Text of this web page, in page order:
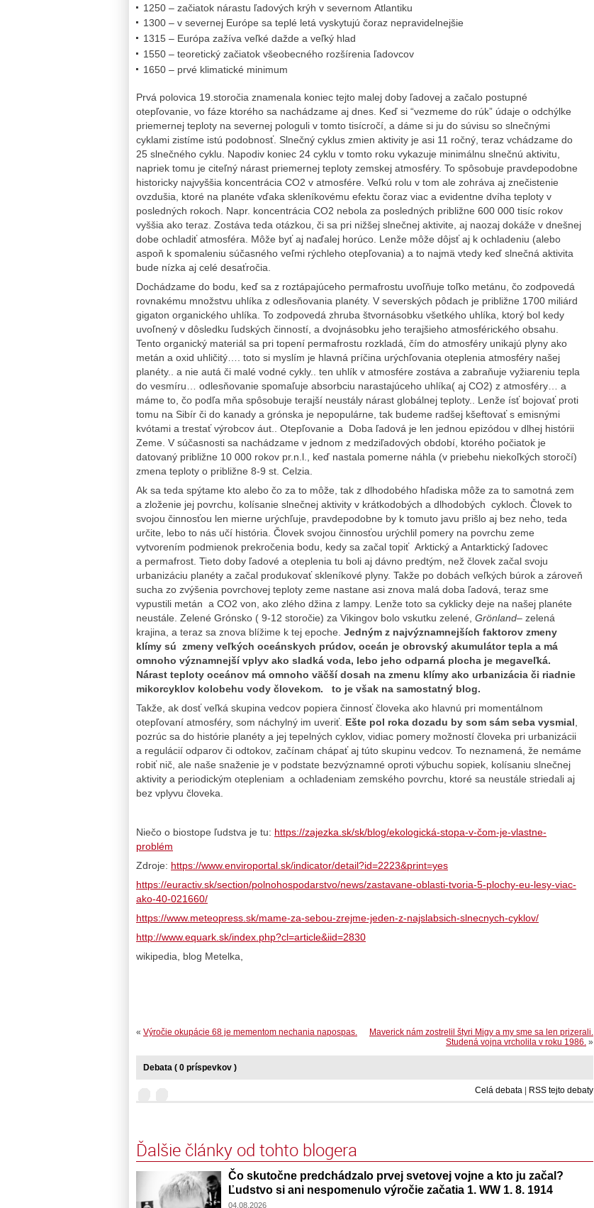
1250 – začiatok nárastu ľadových krýh v severnom Atlantiku
1300 – v severnej Európe sa teplé letá vyskytujú čoraz nepravidelnejšie
1315 – Európa zažíva veľké dažde a veľký hlad
1550 – teoretický začiatok všeobecného rozšírenia ľadovcov
1650 – prvé klimatické minimum
Prvá polovica 19.storočia znamenala koniec tejto malej doby ľadovej a začalo postupné
otepľovanie, vo fáze ktorého sa nachádzame aj dnes. Keď si “vezmeme do rúk” údaje o odchýlke
priemernej teploty na severnej pologuli v tomto tisícročí, a dáme si ju do súvisu so slnečnými
cyklami zistíme istú podobnosť. Slnečný cyklus zmien aktivity je asi 11 ročný, teraz vchádzame do
25 slnečného cyklu. Napodiv koniec 24 cyklu v tomto roku vykazuje minimálnu slnečnú aktivitu,
napriek tomu je citeľný nárast priemernej teploty zemskej atmosféry. To spôsobuje pravdepodobne
historicky najvyššia koncentrácia CO2 v atmosfére. Veľkú rolu v tom ale zohráva aj znečistenie
ovzdušia, ktoré na planéte vďaka skleníkovému efektu čoraz viac a evidentne dvíha teploty v
posledných rokoch. Napr. koncentrácia CO2 nebola za posledných približne 600 000 tisíc rokov
vyššia ako teraz. Zostáva teda otázkou, či sa pri nižšej slnečnej aktivite, aj naozaj dokáže v dnešnej
dobe ochladiť atmosféra. Môže byť aj naďalej horúco. Lenže môže dôjsť aj k ochladeniu (alebo
aspoň k spomaleniu súčasného veľmi rýchleho otepľovania) a to najmä vtedy keď slnečná aktivita
bude nízka aj celé desaťročia.
Dochádzame do bodu, keď sa z roztápajúceho permafrostu uvoľňuje toľko metánu, čo zodpovedá
rovnakému množstvu uhlíka z odlesňovania planéty. V severských pôdach je približne 1700 miliárd
gigaton organického uhlíka. To zodpovedá zhruba štvornásobku všetkého uhlíka, ktorý bol kedy
uvoľnený v dôsledku ľudských činností, a dvojnásobku jeho terajšieho atmosférického obsahu.
Tento organický materiál sa pri topení permafrostu rozkladá, čím do atmosféry unikajú plyny ako
metán a oxid uhličitý…. toto si myslím je hlavná príčina urýchľovania oteplenia atmosféry našej
planéty.. a nie autá či malé vodné cykly.. ten uhlík v atmosfére zostáva a zabraňuje vyžiareniu tepla
do vesmíru… odlesňovanie spomaľuje absorbciu narastajúceho uhlíka( aj CO2) z atmosféry… a
máme to, čo podľa mňa spôsobuje terajší neustály nárast globálnej teploty.. Lenže ísť bojovať proti
tomu na Sibír či do kanady a grónska je nepopulárne, tak budeme radšej kšeftovať s emisnými
kvótami a trestať výrobcov áut.. Otepľovanie a Doba ľadová je len jednou epizódou v dlhej histórii
Zeme. V súčasnosti sa nachádzame v jednom z medziľadových období, ktorého počiatok je
datovaný približne 10 000 rokov pr.n.l., keď nastala pomerne náhla (v priebehu niekoľkých storočí)
zmena teploty o približne 8-9 st. Celzia.
Ak sa teda spýtame kto alebo čo za to môže, tak z dlhodobého hľadiska môže za to samotná zem
a zloženie jej povrchu, kolísanie slnečnej aktivity v krátkodobých a dlhodobých cykloch. Človek to
svojou činnosťou len mierne urýchľuje, pravdepodobne by k tomuto javu prišlo aj bez neho, teda
určite, lebo to nás učí história. Človek svojou činnosťou urýchlil pomery na povrchu zeme
vytvorením podmienok prekročenia bodu, kedy sa začal topiť Arktický a Antarktický ľadovec
a permafrost. Tieto doby ľadové a oteplenia tu boli aj dávno predtým, než človek začal svoju
urbanizáciu planéty a začal produkovať skleníkové plyny. Takže po dobách veľkých búrok a zároveň
sucha zo zvýšenia povrchovej teploty zeme nastane asi znova malá doba ľadová, teraz sme
vypustili metán a CO2 von, ako zlého džina z lampy. Lenže toto sa cyklicky deje na našej planéte
neustále. Zelené Grónsko ( 9-12 storočie) za Vikingov bolo vskutku zelené, Grönland– zelená
krajina, a teraz sa znova blížime k tej epoche. Jedným z najvýznamnejších faktorov zmeny
klímy sú zmeny veľkých oceánskych prúdov, oceán je obrovský akumulátor tepla a má
omnoho významnejší vplyv ako sladká voda, lebo jeho odparná plocha je megaveľká.
Nárast teploty oceánov má omnoho väčší dosah na zmenu klímy ako urbanizácia či riadnie
mikorcyklov kolobehu vody človekom. to je však na samostatný blog.
Takže, ak dosť veľká skupina vedcov popiera činnosť človeka ako hlavnú pri momentálnom
otepľovaní atmosféry, som náchylný im uveriť. Ešte pol roka dozadu by som sám seba vysmial,
pozrúc sa do histórie planéty a jej tepelných cyklov, vidiac pomery možností človeka pri urbanizácii
a regulácií odparov či odtokov, začínam chápať aj túto skupinu vedcov. To neznamená, že nemáme
robiť nič, ale naše snaženie je v podstate bezvýznamné oproti výbuchu sopiek, kolísaniu slnečnej
aktivity a periodickým otepleniam a ochladeniam zemského povrchu, ktoré sa neustále striedali aj
bez vplyvu človeka.
Niečo o biostope ľudstva je tu: https://zajezka.sk/sk/blog/ekologická-stopa-v-čom-je-vlastne-
problém
Zdroje: https://www.enviroportal.sk/indicator/detail?id=2223&print=yes
https://euractiv.sk/section/polnohospodarstvo/news/zastavane-oblasti-tvoria-5-plochy-eu-lesy-viac-
ako-40-021660/
https://www.meteopress.sk/mame-za-sebou-zrejme-jeden-z-najslabsich-slnecnych-cyklov/
http://www.equark.sk/index.php?cl=article&iid=2830
wikipedia, blog Metelka,
Maverick nám zostrelil štyri Migy a my sme sa len prizerali.
Studená vojna vrcholila v roku 1986. »
« Výročie okupácie 68 je mementom nechania napospas.
Debata ( 0 príspevkov )
Celá debata | RSS tejto debaty
Ďalšie články od tohto blogera
Čo skutočne predchádzalo prvej svetovej vojne a kto ju začal?
Ľudstvo si ani nespomenulo výročie začatia 1. WW 1. 8. 1914
04.08.2026